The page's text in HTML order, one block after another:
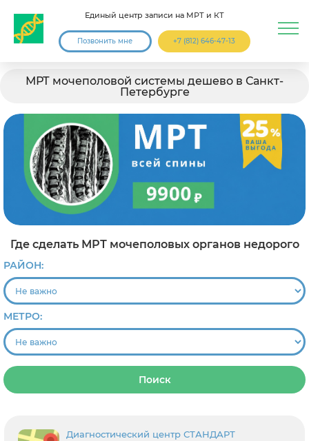
Единый центр записи на МРТ и КТ
Позвонить мне +7 (812) 646-47-13
МРТ мочеполовой системы дешево в Санкт-
Петербурге
Где сделать МРТ мочеполовых органов недорого
РАЙОН:
МЕТРО:
Поиск
Диагностический центр СТАНДАРТ